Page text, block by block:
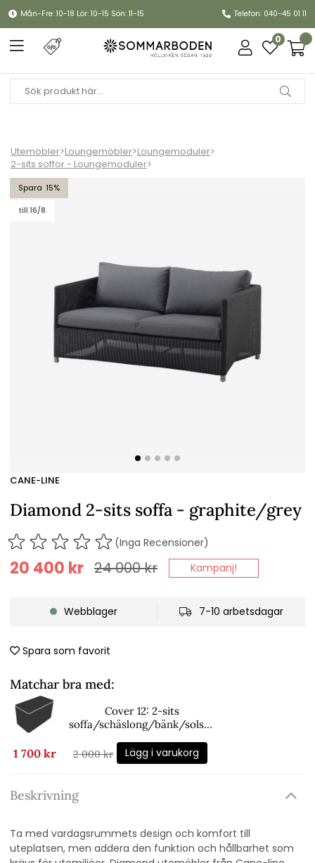
Mån-Fre: 10-18 Lör: 10-15 Sön: 11-15 Telefon: 040-45 01 11
0
Utemöbler>Loungemöbler>Loungemoduler>
2-sits soffor - Loungemoduler>
15
till 16/8
Diamond 2-sits soffa - graphite/grey
CANE-LINE
Diamond 2-sits soffa - graphite/grey
(Inga Recensioner)
24 000kr
20 400 kr Kampanj!
Webblager 7-10 arbetsdagar
Spara som favorit
Matchar bra med:
Cover 12: 2-sits
soffa/schäslong/bänk/solsto
1 700 kr 2 000 kr Lägg i varukorg
Beskrivning
Ta med vardagsrummets design och komfort till
uteplatsen, men addera den funktion och hållbarhet som